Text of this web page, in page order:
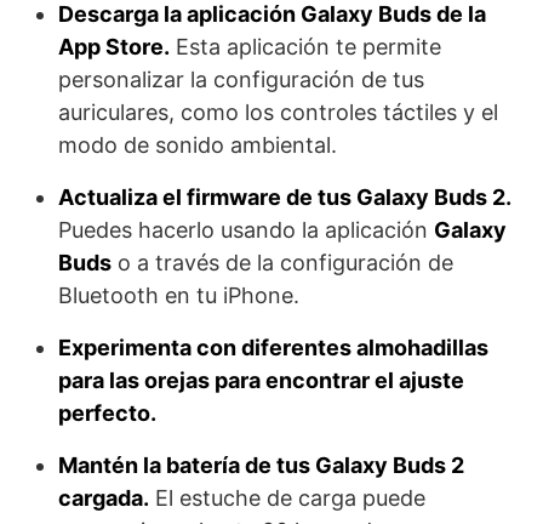
Descarga la aplicación Galaxy Buds de la
App Store. Esta aplicación te permite
personalizar la configuración de tus
auriculares, como los controles táctiles y el
modo de sonido ambiental.
Actualiza el firmware de tus Galaxy Buds 2.
Puedes hacerlo usando la aplicación Galaxy
Buds o a través de la configuración de
Bluetooth en tu iPhone.
Experimenta con diferentes almohadillas
para las orejas para encontrar el ajuste
perfecto.
Mantén la batería de tus Galaxy Buds 2
cargada. El estuche de carga puede